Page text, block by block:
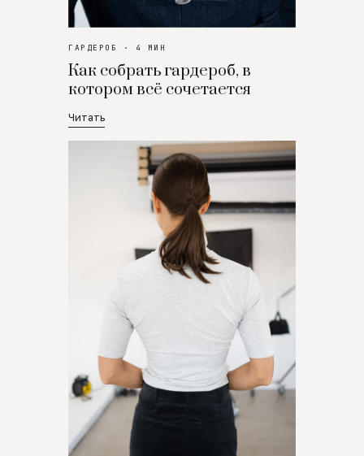
ГАРДЕРОБ · 4 МИН
Как собрать гардероб, в
котором всё сочетается
Читать